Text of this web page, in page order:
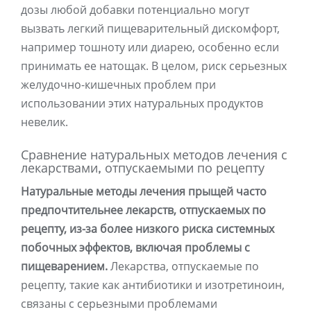
дозы любой добавки потенциально могут
вызвать легкий пищеварительный дискомфорт,
например тошноту или диарею, особенно если
принимать ее натощак. В целом, риск серьезных
желудочно-кишечных проблем при
использовании этих натуральных продуктов
невелик.
Сравнение натуральных методов лечения с
лекарствами, отпускаемыми по рецепту
Натуральные методы лечения прыщей часто
предпочтительнее лекарств, отпускаемых по
рецепту, из-за более низкого риска системных
побочных эффектов, включая проблемы с
пищеварением.Лекарства, отпускаемые по
рецепту, такие как антибиотики и изотретиноин,
связаны с серьезными проблемами